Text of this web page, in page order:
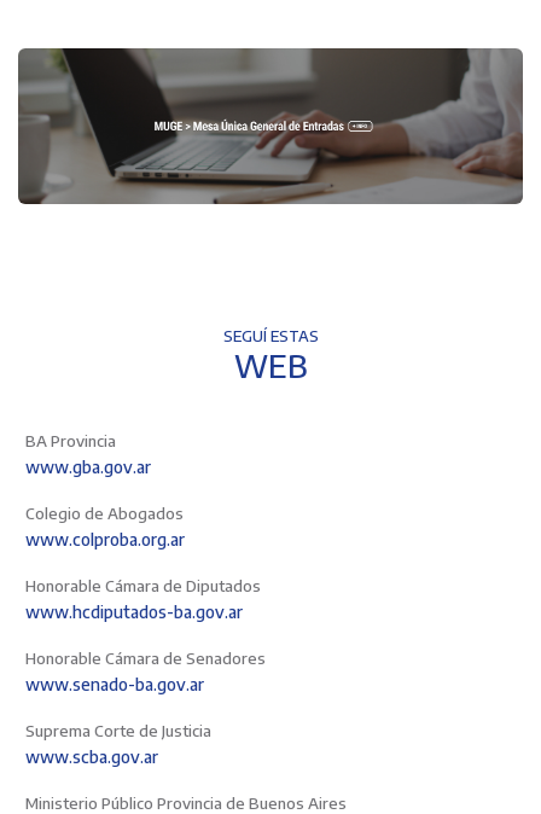
SEGUÍ ESTAS
WEB
BA Provincia
www.gba.gov.ar
Colegio de Abogados
www.colproba.org.ar
Honorable Cámara de Diputados
www.hcdiputados-ba.gov.ar
Honorable Cámara de Senadores
www.senado-ba.gov.ar
Suprema Corte de Justicia
www.scba.gov.ar
Ministerio Público Provincia de Buenos Aires